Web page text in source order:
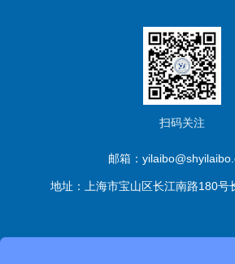
扫码关注
邮箱：
地址：上海市宝山区长江南路180号